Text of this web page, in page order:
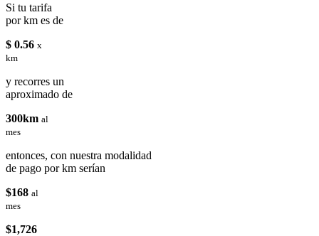
Si tu tarifa
por km es de
$ 0.56 x
km
y recorres un
aproximado de
300km al
mes
entonces, con nuestra modalidad
de pago por km serían
$168 al
mes
$1,726